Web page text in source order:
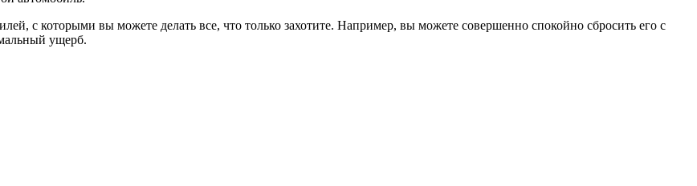
с которыми вы можете делать все, что только захотите. Например, вы можете совершенно спокойно сбросить его с
ущерб.